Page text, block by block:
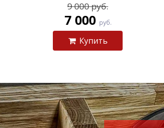
9 000 руб.
7 000 руб.
Купить